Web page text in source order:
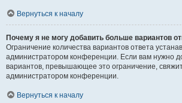
Вернуться к началу
Почему я не могу добавить больше вариантов
Ограничение количества вариантов ответа
администратором конференции. Если вам нужно
вариантов, превышающее это ограничение,
администратором конференции.
Вернуться к началу